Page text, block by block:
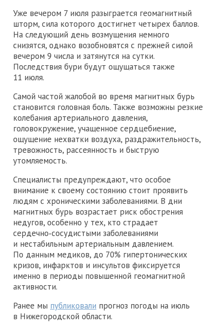
Уже вечером 7 июля разыграется геомагнитный
шторм, сила которого достигнет четырех баллов.
На следующий день возмущения немного
снизятся, однако возобновятся с прежней силой
вечером 9 числа и затянутся на сутки.
Последствия бури будут ощущаться также
11 июля.
Самой частой жалобой во время магнитных бурь
становится головная боль. Также возможны резкие
колебания артериального давления,
головокружение, учащенное сердцебиение,
ощущение нехватки воздуха, раздражительность,
тревожность, рассеянность и быструю
утомляемость.
Специалисты предупреждают, что особое
внимание к своему состоянию стоит проявить
людям с хроническими заболеваниями. В дни
магнитных бурь возрастает риск обострения
недугов, особенно у тех, кто страдает
сердечно‑сосудистыми заболеваниями
и нестабильным артериальным давлением.
По данным медиков, до 70% гипертонических
кризов, инфарктов и инсультов фиксируется
именно в периоды повышенной геомагнитной
активности.
Ранее мы публиковали прогноз погоды на июль
в Нижегородской области.